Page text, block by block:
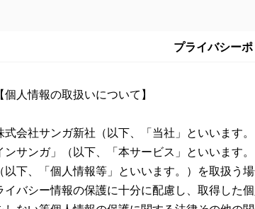
プライバシー
【個人情報の取扱いについて】
式会社サンガ新社（以下、「当社」といいます
ンサンガ」（以下、「本サービス」といいます
（以下、「個人情報等」といいます。）を取扱う
イバシー情報の保護に十分に配慮し、取得した